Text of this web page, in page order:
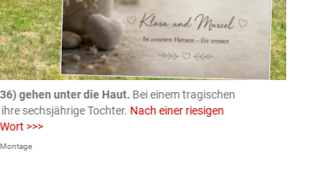
gehen unter die Haut. Bei einem tragischen
sechsjährige Tochter. Nach einer riesigen
>>>